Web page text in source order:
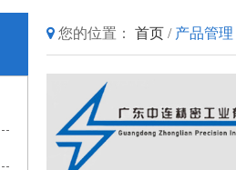
您的位置： 首页 / 产品管理